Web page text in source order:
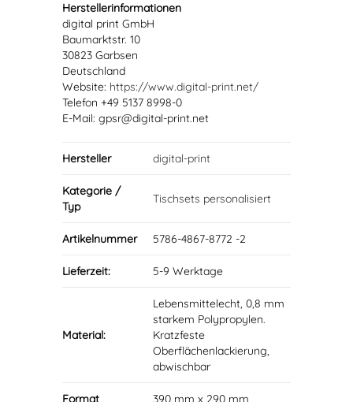
Herstellerinformationen
digital print GmbH
Baumarktstr. 10
30823 Garbsen
Deutschland
Website: https://www.digital-print.net/
Telefon +49 5137 8998-0
E-Mail: gpsr@digital-print.net
Hersteller digital-print
Kategorie /
Typ
Tischsets personalisiert
Artikelnummer 5786-4867-8772 -2
Lieferzeit: 5-9 Werktage
Material:
Lebensmittelecht, 0,8 mm
starkem Polypropylen.
Kratzfeste
Oberflächenlackierung,
abwischbar
Format 390 mm x 290 mm